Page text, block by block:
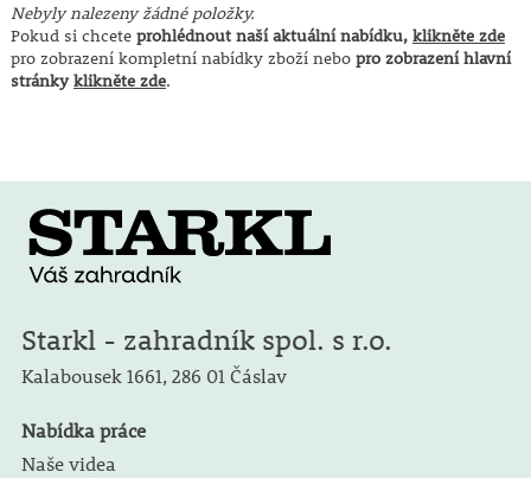
končí v půli srpna. Bobule se dají zpracovat na želé, cukrovinky,
šťávu, víno.
Nebyly nalezeny žádné položky.
Pokud si chcete prohlédnout naší aktuální nabídku, klikněte zde
pro zobrazení kompletní nabídky zboží nebo pro zobrazení hlavní
stránkyklikněte zde.
Starkl - zahradník spol. s r.o.
Kalabousek 1661, 286 01 Čáslav
Nabídka práce
Naše videa